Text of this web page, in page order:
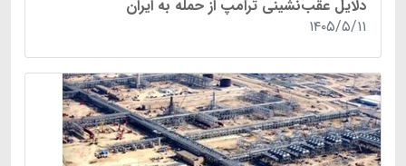
دلایل عقب‌نشینی ترامپ از حمله به ایران
۱۴۰۵/۵/۱۱